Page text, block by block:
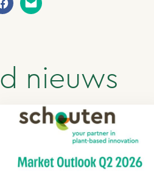
nieuws